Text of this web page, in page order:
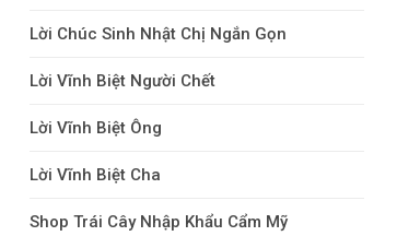
Lời Chúc Sinh Nhật Chị Ngắn Gọn
Lời Vĩnh Biệt Người Chết
Lời Vĩnh Biệt Ông
Lời Vĩnh Biệt Cha
Shop Trái Cây Nhập Khẩu Cẩm Mỹ